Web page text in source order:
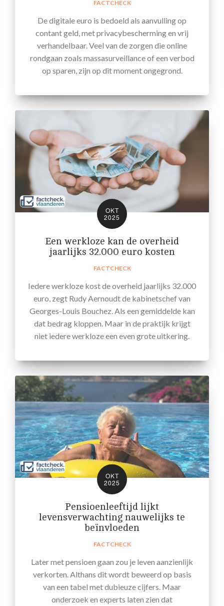
FACTCHECK
De digitale euro is bedoeld als aanvulling op
contant geld, met privacybescherming en vrij
verhandelbaar. Veel van de zorgen die online
rondgaan zoals massasurveillance of een verbod
op sparen, zijn op dit moment ongegrond.
OKT
2025
Een werkloze kan de overheid
jaarlijks 32.000 euro kosten
FACTCHECK
Iedere werkloze kost de overheid jaarlijks 32.000
euro, zegt Rudy Aernoudt de kabinetschef van
Georges-Louis Bouchez. Als een gemiddelde kan
dat bedrag kloppen. Maar in de praktijk krijgt
niet iedere werkloze een even grote uitkering.
OKT
2025
Pensioenleeftijd lijkt
levensverwachting nauwelijks te
beïnvloeden
FACTCHECK
Later met pensioen gaan zou je leven aanzienlijk
verkorten. Althans dit wordt beweerd op basis
van een tabel met dubieuze cijfers. Maar
onderzoek en experts laten zien dat